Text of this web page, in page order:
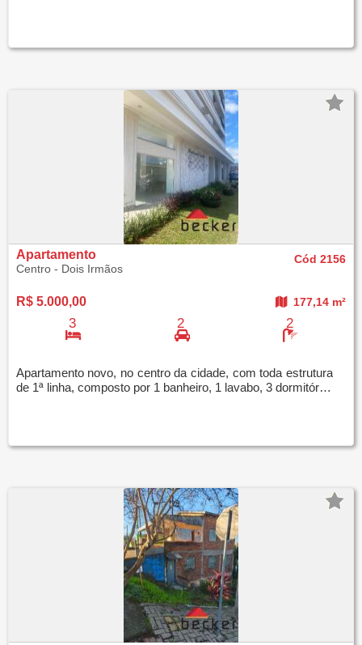
Apartamento
Centro - Dois Irmãos
Cód 2156
R$ 5.000,00 177,14 m²
3 2 2
Apartamento novo, no centro da cidade, com toda estrutura
de 1ª linha, composto por 1 banheiro, 1 lavabo, 3 dormitórios, sendo uma suíte, 2 boxes d